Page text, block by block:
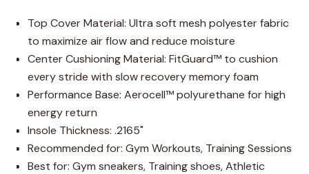
Top Cover Material: Ultra soft mesh polyester fabric
to maximize air flow and reduce moisture
Center Cushioning Material: FitGuard™ to cushion
every stride with slow recovery memory foam
Performance Base: Aerocell™ polyurethane for high
energy return
Insole Thickness: .2165"
Recommended for: Gym Workouts, Training Sessions
Best for: Gym sneakers, Training shoes, Athletic